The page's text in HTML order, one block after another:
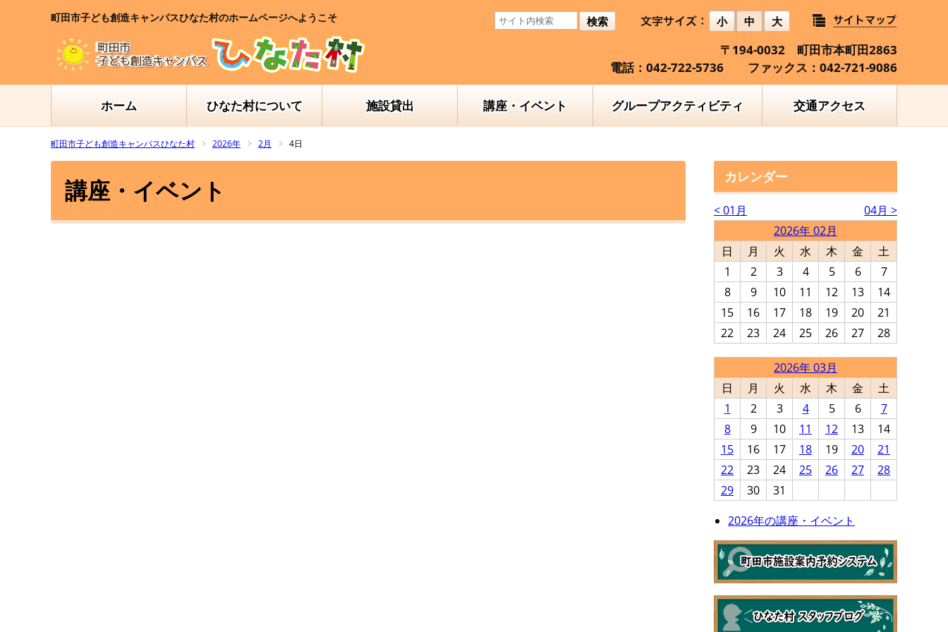
町田市子ども創造キャンパスひなた村のホームページへようこそ 小 中 大
検索
〒194-0032 町田市本町田2863
電話：042-722-5736 ファックス：042-721-9086
ホーム ひなた村について 施設貸出 講座・イベント グループアクティビティ 交通アクセス
町田市子ども創造キャンパスひなた村 2026年 2月 4日
講座・イベント カレンダー
< 01月
04月 >
2026年 02月
日
月 火 水 木 金
土
1
2 3 4 5 6
7
8
9 10 11 12 13
14
15
16 17 18 19 20
21
22
23 24 25 26 27 28
2026年 03月
日
月 火 水 木 金
土
1
2 3 4 5 6
7
8
9 10 11 12 13
14
15
16 17 18 19 20
21
22
23 24 25 26 27
28
29
30
31
2026年の講座・イベント